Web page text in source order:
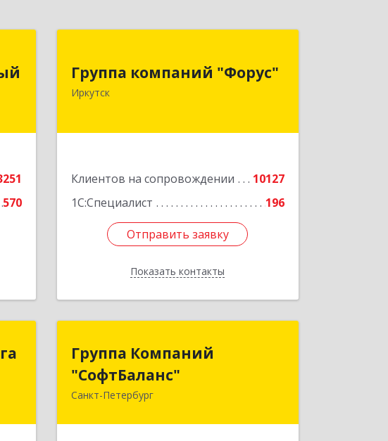
570
Группа компаний "Форус"
Иркутск
Клиентов на сопровождении
10127
1С:Специалист
196
Отправить заявку
Показать контакты
664007, Иркутская обл, Иркутск г,
Ямская ул, дом № 1, корпус 1, оф.1
Подробнее
Отправить заявку
Назад
№
Группа Компаний
"СофтБаланс"
Санкт-Петербург
Группа Компаний
"СофтБаланс"
195112, Санкт-Петербург г, Заневский